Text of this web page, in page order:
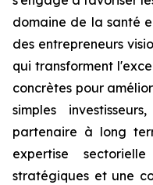
domaine de la santé
des entrepreneurs
qui transforment
concrètes pour
simples
partenaire à long
expertise
stratégiques et une